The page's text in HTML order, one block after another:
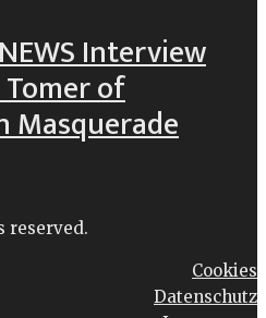
Interview
of
Masquerade
reserved.
Cookies
Datenschutz